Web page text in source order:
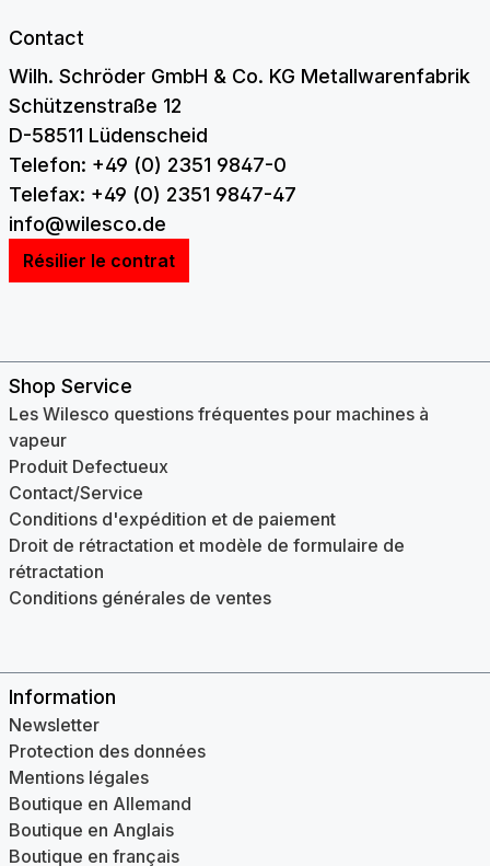
Contact
Wilh. Schröder GmbH & Co. KG Metallwarenfabrik
Schützenstraße 12
D-58511 Lüdenscheid
Telefon: +49 (0) 2351 9847-0
Telefax: +49 (0) 2351 9847-47
info@wilesco.de
Résilier le contrat
Shop Service
Les Wilesco questions fréquentes pour machines à
vapeur
Produit Defectueux
Contact/Service
Conditions d'expédition et de paiement
Droit de rétractation et modèle de formulaire de
rétractation
Conditions générales de ventes
Information
Newsletter
Protection des données
Mentions légales
Boutique en Allemand
Boutique en Anglais
Boutique en français